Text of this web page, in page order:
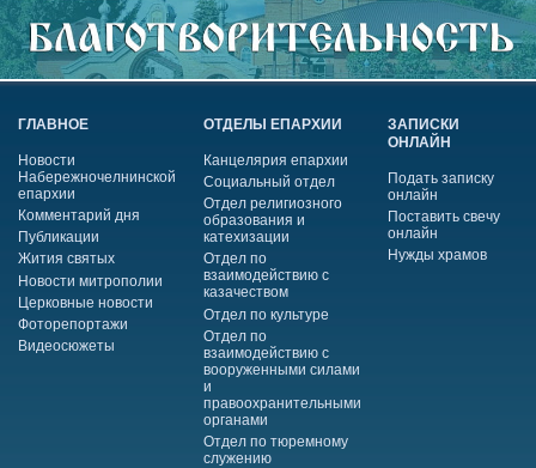
ГЛАВНОЕ
Новости
Набережночелнинской
епархии
Комментарий дня
Публикации
Жития святых
Новости митрополии
Церковные новости
Фоторепортажи
Видеосюжеты
ОТДЕЛЫ ЕПАРХИИ
Канцелярия епархии
Социальный отдел
Отдел религиозного
образования и
катехизации
Отдел по
взаимодействию с
казачеством
Отдел по культуре
Отдел по
взаимодействию с
вооруженными силами
и
правоохранительными
органами
Отдел по тюремному
служению
ЗАПИСКИ
ОНЛАЙН
Подать записку
онлайн
Поставить свечу
онлайн
Нужды храмов